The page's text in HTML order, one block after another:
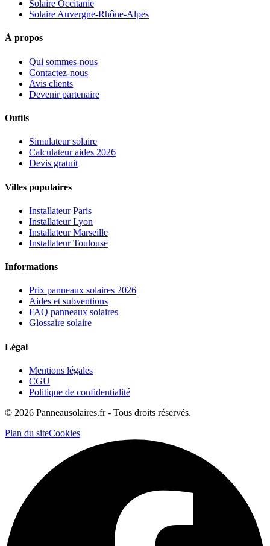
Solaire Occitanie
Solaire Auvergne-Rhône-Alpes
À propos
Qui sommes-nous
Contactez-nous
Avis clients
Devenir partenaire
Outils
Simulateur solaire
Calculateur aides 2026
Devis gratuit
Villes populaires
Installateur Paris
Installateur Lyon
Installateur Marseille
Installateur Toulouse
Informations
Prix panneaux solaires 2026
Aides et subventions
FAQ panneaux solaires
Glossaire solaire
Légal
Mentions légales
CGU
Politique de confidentialité
© 2026 Panneausolaires.fr - Tous droits réservés.
Plan du siteCookies